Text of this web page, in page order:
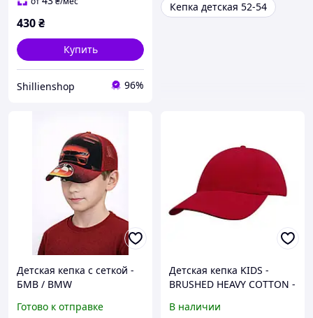
430₴
Купить
Shillienshop 96%
Кепка детская 52-54
Детская кепка с сеткой -
БМВ / BMW
Готово к отправке
Детская кепка KIDS -
BRUSHED HEAVY COTTON -
В наличии